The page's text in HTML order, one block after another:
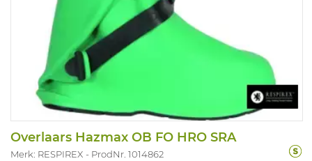
Overlaars Hazmax OB FO HRO SRA
Merk: RESPIREX ProdNr. 1014862